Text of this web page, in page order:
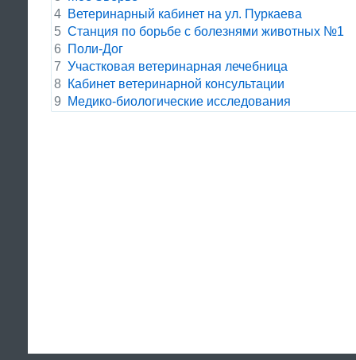
4 Ветеринарный кабинет на ул. Пуркаева
5 Станция по борьбе с болезнями животных №1
6
Поли-Дог
7 Участковая ветеринарная лечебница
8
Кабинет ветеринарной консультации
9
Медико-биологические исследования